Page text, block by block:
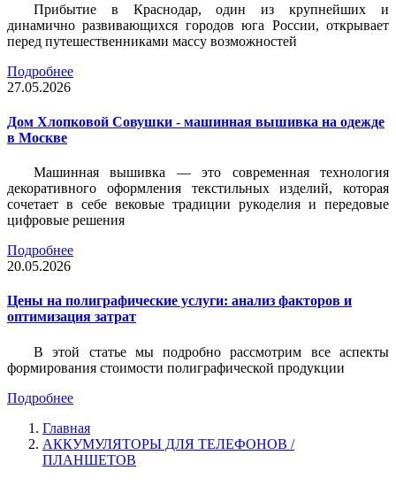
Прибытие в Краснодар, один из крупнейших и
динамично развивающихся городов юга России, открывает
перед путешественниками массу возможностей
Подробнее
27.05.2026
Дом Хлопковой Совушки - машинная вышивка на одежде
в Москве
Машинная вышивка — это современная технология
декоративного оформления текстильных изделий, которая
сочетает в себе вековые традиции рукоделия и передовые
цифровые решения
Подробнее
20.05.2026
Цены на полиграфические услуги: анализ факторов и
оптимизация затрат
В этой статье мы подробно рассмотрим все аспекты
формирования стоимости полиграфической продукции
Подробнее
Главная
АККУМУЛЯТОРЫ ДЛЯ ТЕЛЕФОНОВ /
ПЛАНШЕТОВ